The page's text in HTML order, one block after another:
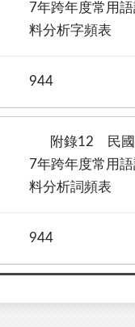
7年跨年度常用
料分析字頻表
944
附錄12 民國
7年跨年度常用
料分析詞頻表
944